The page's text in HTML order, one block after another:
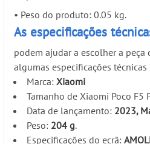
• Peso do produto: 0.05 kg.
As especificações
podem ajudar a escolher a
algumas especificações
Marca:Xiaomi
Tamanho de Xiaomi Poco F5
Data de lançamento: 2023,
Peso: 204 g.
Especificações do ecrã: